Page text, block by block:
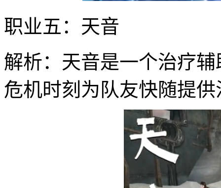
职业五：天音
解析：天音是一个治疗
危机时刻为队友快随提